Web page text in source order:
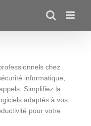
chez
informatique,
Simplifiez la
adaptés à vos
pour votre